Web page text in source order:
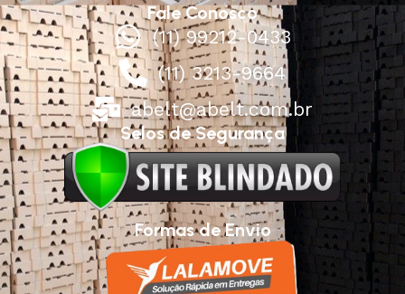
Fale Conosco
(11) 99212-0433
(11) 3213-9664
abelt@abelt.com.br
Selos de Segurança
Formas de Envio